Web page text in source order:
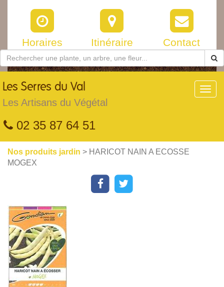
Horaires Itinéraire Contact
Les Serres du Val
Les Artisans du Végétal
02 35 87 64 51
Nos produits jardin > HARICOT NAIN A ECOSSE
MOGEX